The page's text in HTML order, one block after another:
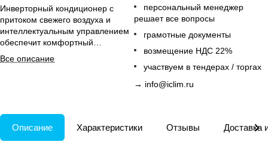
Инверторный кондиционер с
притоком свежего воздуха и
интеллектуальным управлением
обеспечит комфортный
микроклимат и эффективный
обогрев даже при -30 °C.
Все описание
персональный менеджер
решает все вопросы
грамотные документы
возмещение НДС 22%
участвуем в тендерах / торгах
→ info@iclim.ru
Описание Характеристики Отзывы Доставка